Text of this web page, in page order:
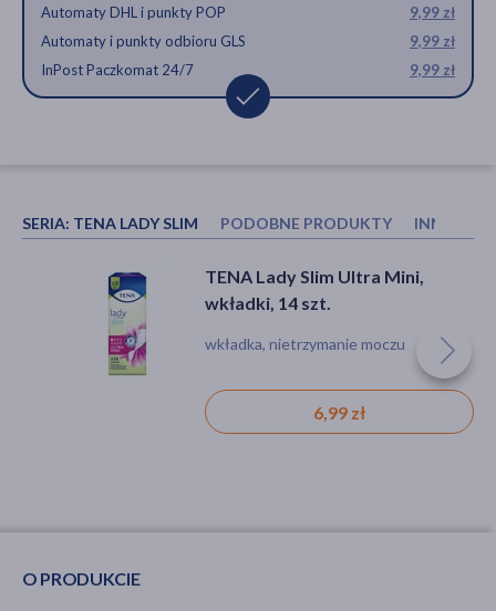
Automaty DHL i punkty POP
9,99 zł
Automaty i punkty odbioru GLS
9,99 zł
InPost Paczkomat 24/7
9,99 zł
SERIA: TENA LADY SLIM PODOBNE PRODUKTY INNI
TENA Lady Maxi Night OTC
Edition, wkładki, 6 szt.
akcesoria, środki higieniczne, wyrób
13,69 zł
TENA Lady Slim Mini,
specjalistyczne podpaski, 20 szt.
środki higieniczne, wyrób medyczny,
13,19 zł
TENA Lady Slim Ultra Mini,
wkładki, 14 szt.
wkładka, nietrzymanie moczu
6,99 zł
O PRODUKCIE